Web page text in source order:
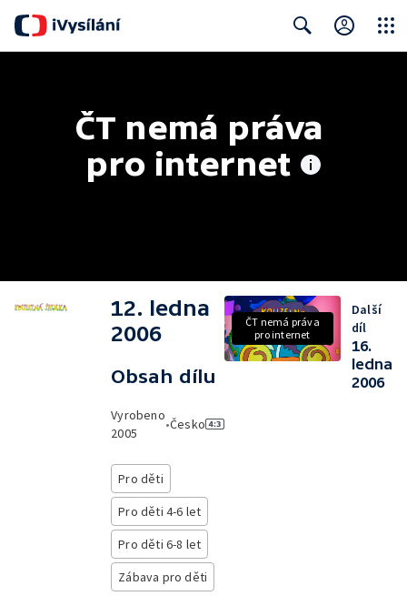
ČT nemá práva
pro internet
12. ledna
2006
Obsah dílu
Vyrobeno
2005
•Česko
Pro děti
Pro děti 4-6 let
Pro děti 6-8 let
Zábava pro děti
ČT nemá práva
pro internet
Další
díl
16.
ledna
2006